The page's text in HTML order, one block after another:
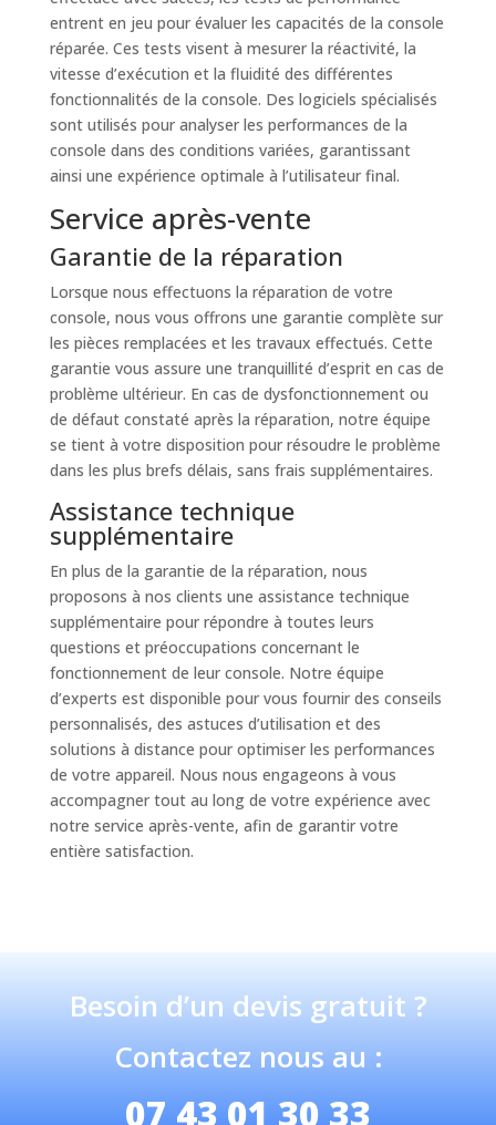
entrent en jeu pour évaluer les capacités de la console
réparée. Ces tests visent à mesurer la réactivité, la
vitesse d’exécution et la fluidité des différentes
fonctionnalités de la console. Des logiciels spécialisés
sont utilisés pour analyser les performances de la
console dans des conditions variées, garantissant
ainsi une expérience optimale à l’utilisateur final.
Service après-vente
Garantie de la réparation
Lorsque nous effectuons la réparation de votre
console, nous vous offrons une garantie complète sur
les pièces remplacées et les travaux effectués. Cette
garantie vous assure une tranquillité d’esprit en cas de
problème ultérieur. En cas de dysfonctionnement ou
de défaut constaté après la réparation, notre équipe
se tient à votre disposition pour résoudre le problème
dans les plus brefs délais, sans frais supplémentaires.
Assistance technique
supplémentaire
En plus de la garantie de la réparation, nous
proposons à nos clients une assistance technique
supplémentaire pour répondre à toutes leurs
questions et préoccupations concernant le
fonctionnement de leur console. Notre équipe
d’experts est disponible pour vous fournir des conseils
personnalisés, des astuces d’utilisation et des
solutions à distance pour optimiser les performances
de votre appareil. Nous nous engageons à vous
accompagner tout au long de votre expérience avec
notre service après-vente, afin de garantir votre
entière satisfaction.
Besoin d’un devis gratuit ?
Contactez nous au :
07 43 01 30 33